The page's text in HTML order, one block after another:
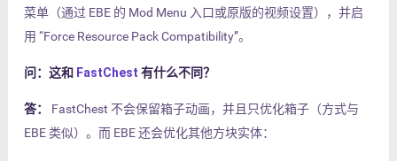
菜单（通过 EBE 的 Mod Menu 入口或原版的视频设置），并启
用 “Force Resource Pack Compatibility”。
问：这和 FastChest 有什么不同？
答：
FastChest 不会保留箱子动画，并且只优化箱子（方式与
EBE 类似）。而 EBE 还会优化其他方块实体：